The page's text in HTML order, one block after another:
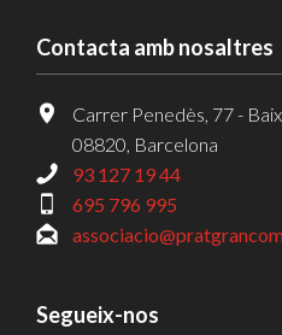
Contacta amb nosaltres
Carrer Penedès, 77 -
08820, Barcelona
93 127 19 44
695 796 995
Segueix-nos